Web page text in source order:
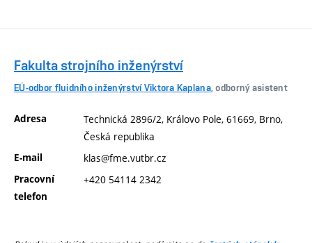
Fakulta strojního inženýrství
EÚ-odbor fluidního inženýrství Viktora Kaplana, odborný asistent
Adresa
Technická 2896/2, Královo Pole, 61669, Brno,
Česká republika
E-mail klas@fme.vutbr.cz
Pracovní
telefon
+420 54114 2342